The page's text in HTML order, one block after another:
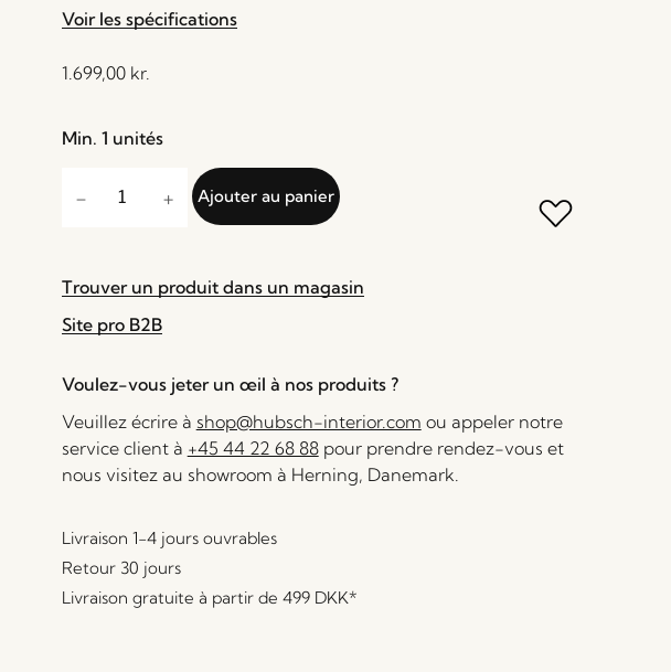
Voir les spécifications
1.699,00 kr.
Min. 1 unités
Ajouter au panier
Trouver un produit dans un magasin
Site pro B2B
Voulez-vous jeter un œil à nos produits ?
Veuillez écrire à shop@hubsch-interior.com ou appeler notre
service client à +45 44 22 68 88pour prendre rendez-vous et
nous visitez au showroom à Herning, Danemark.
Livraison 1-4 jours ouvrables
Retour 30 jours
Livraison gratuite à partir de 499 DKK*